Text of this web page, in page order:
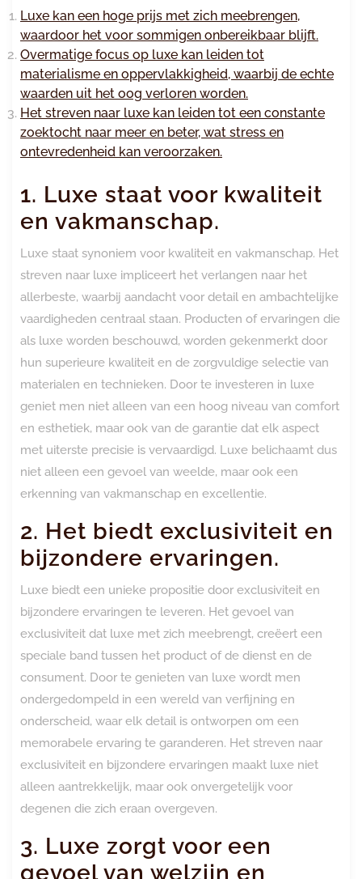
Luxe kan een hoge prijs met zich meebrengen,
waardoor het voor sommigen onbereikbaar blijft.
Overmatige focus op luxe kan leiden tot
materialisme en oppervlakkigheid, waarbij de echte
waarden uit het oog verloren worden.
Het streven naar luxe kan leiden tot een constante
zoektocht naar meer en beter, wat stress en
ontevredenheid kan veroorzaken.
1. Luxe staat voor kwaliteit
en vakmanschap.
Luxe staat synoniem voor kwaliteit en vakmanschap. Het
streven naar luxe impliceert het verlangen naar het
allerbeste, waarbij aandacht voor detail en ambachtelijke
vaardigheden centraal staan. Producten of ervaringen die
als luxe worden beschouwd, worden gekenmerkt door
hun superieure kwaliteit en de zorgvuldige selectie van
materialen en technieken. Door te investeren in luxe
geniet men niet alleen van een hoog niveau van comfort
en esthetiek, maar ook van de garantie dat elk aspect
met uiterste precisie is vervaardigd. Luxe belichaamt dus
niet alleen een gevoel van weelde, maar ook een
erkenning van vakmanschap en excellentie.
2. Het biedt exclusiviteit en
bijzondere ervaringen.
Luxe biedt een unieke propositie door exclusiviteit en
bijzondere ervaringen te leveren. Het gevoel van
exclusiviteit dat luxe met zich meebrengt, creëert een
speciale band tussen het product of de dienst en de
consument. Door te genieten van luxe wordt men
ondergedompeld in een wereld van verfijning en
onderscheid, waar elk detail is ontworpen om een
memorabele ervaring te garanderen. Het streven naar
exclusiviteit en bijzondere ervaringen maakt luxe niet
alleen aantrekkelijk, maar ook onvergetelijk voor
degenen die zich eraan overgeven.
3. Luxe zorgt voor een
gevoel van welzijn en